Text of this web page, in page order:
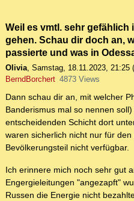
Weil es vmtl. sehr gefählich
gehen. Schau dir doch an,
passierte und was in
Olivia, Samstag, 18.11.2023, 21:25
BerndBorchert 4873 Views
Dann schau dir an, mit welcher
Banderismus mal so nennen
entscheidenden Schicht dort
waren sicherlich nicht nur für
Bevölkerungsteil nicht verfügbar.
Ich erinnere mich noch sehr gut
Engergieleitungen "angezapft"
Russen die Energie nicht